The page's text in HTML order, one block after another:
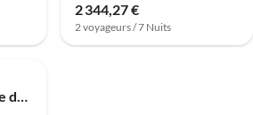
2 344,27 €
2 voyageurs / 7 Nuits
Ferme dans le charme du Val d'Orcia